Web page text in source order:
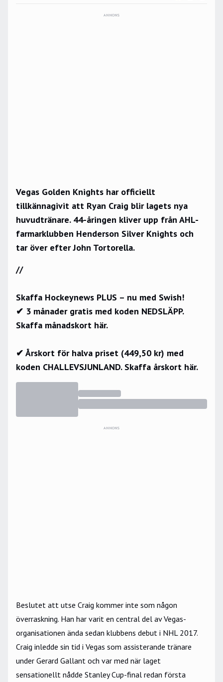
ANNONS
Vegas Golden Knights har officiellt
tillkännagivit att Ryan Craig blir lagets nya
huvudtränare. 44-åringen kliver upp från AHL-
farmarklubben Henderson Silver Knights och
tar över efter John Tortorella.
//
Skaffa Hockeynews PLUS – nu med Swish!
✔ 3 månader gratis med koden NEDSLÄPP.
Skaffa månadskort här.
✔ Årskort för halva priset (449,50 kr) med
koden CHALLEVSJUNLAND. Skaffa årskort här.
ANNONS
Beslutet att utse Craig kommer inte som någon
överraskning. Han har varit en central del av Vegas-
organisationen ända sedan klubbens debut i NHL2017.
Craig inledde sin tid i Vegas som assisterande tränare
under Gerard Gallant och var med när laget
sensationellt nådde Stanley Cup-final redan första